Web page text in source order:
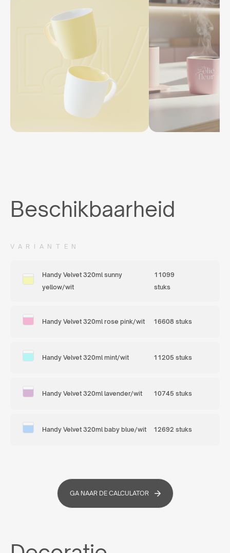
Beschikbaarheid
VARIANTEN
Handy Velvet 320ml sunny
yellow/wit
11099
stuks
Handy Velvet 320ml rose pink/wit 16608 stuks
Handy Velvet 320ml mint/wit 11205 stuks
Handy Velvet 320ml lavender/wit 10745 stuks
Handy Velvet 320ml baby blue/wit 12692 stuks
GA NAAR DE CALCULATOR